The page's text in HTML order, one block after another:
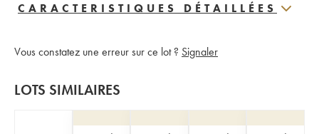
CARACTERISTIQUES DÉTAILLÉES
Vous constatez une erreur sur ce lot ? Signaler
LOTS SIMILAIRES